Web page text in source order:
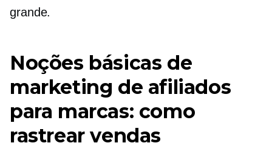
grande.
Noções básicas de
marketing de afiliados
para marcas: como
rastrear vendas